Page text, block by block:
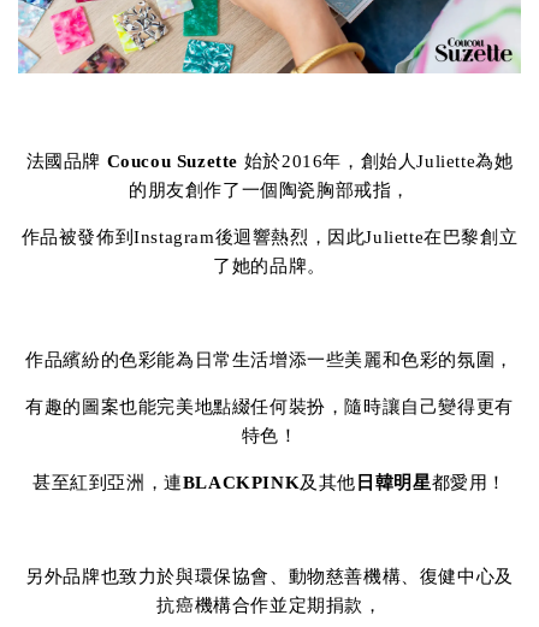
法國品牌 Coucou Suzette 始於2016年，創始人Juliette為她
的朋友創作了一個陶瓷胸部戒指，
作品被發佈到Instagram後迴響熱烈，因此Juliette在巴黎創立
了她的品牌。
作品繽紛的色彩能為日常生活增添一些美麗和色彩的氛圍，
有趣的圖案也能完美地點綴任何裝扮，隨時讓自己變得更有
特色！
甚至紅到亞洲，連BLACKPINK及其他 日韓明星都愛用！
另外品牌也致力於與環保協會、動物慈善機構、復健中心及
抗癌機構合作並定期捐款，